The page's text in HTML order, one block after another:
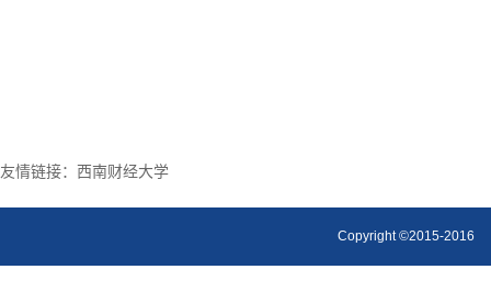
友情链接： 西南财经大学
Copyright ©2015-2016